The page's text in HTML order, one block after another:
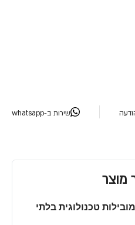
שירות ב-whatsapp
מוצר
טכנולוגית בלתי